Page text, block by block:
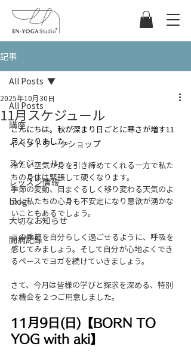
記事
All Posts
講座
イベントワークショップ
スケジュール
レッスン情報
blog
大切なお知らせ
闘病記録
All Posts
11月スケジュール
2025年10月30日
こんにちは。秋が深まり日ごとに寒さが増す11
月となりました。
冷たい空気が身を引き締めてくれる一方で私た
ちの身体は緊張して硬くなります。
季節の変動、目まぐるしく移り変わる天気のよ
うに私たちの心身も不安定になり意欲が湧かな
いこともあるでしょう。
この季節を自分らしく過ごせるように、呼吸を
感じてみましょう。そして自分が心地よくでき
るペースでヨガを続けていきましょう。
さて、今月は皆様の学びと探求を深める、特別
な機会を２つご用意しました。
11月9日(日)【BORN TO
YOG with aki】